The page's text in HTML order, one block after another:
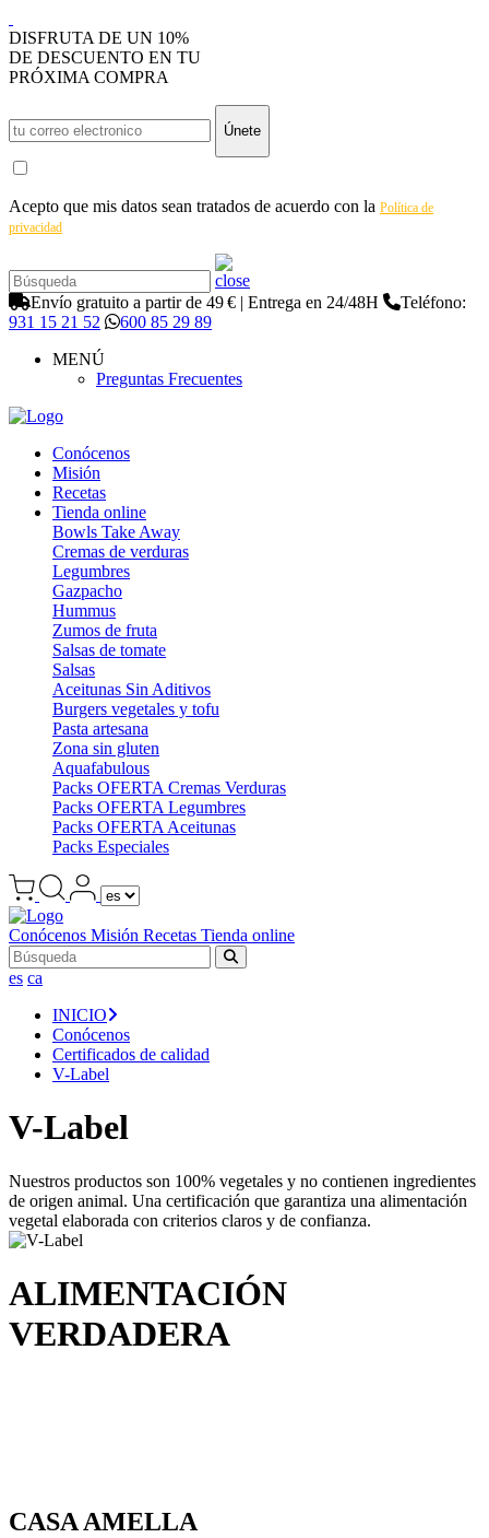
DISFRUTA DE UN 10%
DE DESCUENTO EN TU
PRÓXIMA COMPRA
Únete
Acepto que mis datos sean tratados de acuerdo con la Política de
privacidad
Envío gratuito a partir de 49 € | Entrega en 24/48H
Teléfono:
931 15 21 52
600 85 29 89
MENÚ
Preguntas Frecuentes
Conócenos
Misión
Recetas
Tienda online
Bowls Take Away
Cremas de verduras
Legumbres
Gazpacho
Hummus
Zumos de fruta
Salsas de tomate
Salsas
Aceitunas Sin Aditivos
Burgers vegetales y tofu
Pasta artesana
Zona sin gluten
Aquafabulous
Packs OFERTA Cremas Verduras
Packs OFERTA Legumbres
Packs OFERTA Aceitunas
Packs Especiales
Conócenos Misión Recetas Tienda online
es ca
INICIO
Conócenos
Certificados de calidad
V-Label
V-Label
Nuestros productos son 100% vegetales y no contienen ingredientes
de origen animal. Una certificación que garantiza una alimentación
vegetal elaborada con criterios claros y de confianza.
ALIMENTACIÓN
VERDADERA
CASA AMELLA